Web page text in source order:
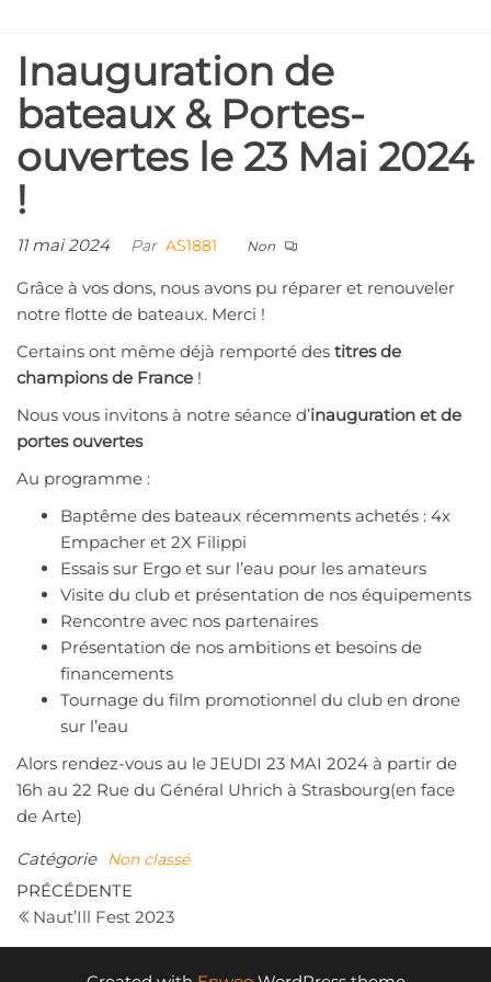
contenuStrasbourg
1881
Inauguration de
bateaux & Portes-
ouvertes le 23 Mai 2024
!
11 mai 2024 Par AS1881 Non
Grâce à vos dons, nous avons pu réparer et renouveler
notre flotte de bateaux. Merci !
Certains ont même déjà remporté des titres de
champions de France !
Nous vous invitons à notre séance d’inauguration et de
portes ouvertes
Au programme :
Baptême des bateaux récemments achetés : 4x
Empacher et 2X Filippi
Essais sur Ergo et sur l’eau pour les amateurs
Visite du club et présentation de nos équipements
Rencontre avec nos partenaires
Présentation de nos ambitions et besoins de
financements
Tournage du film promotionnel du club en drone
sur l’eau
Alors rendez-vous au le JEUDI 23 MAI 2024 à partir de
16h au 22 Rue du Général Uhrich à Strasbourg(en face
de Arte)
Catégorie Non classé
Navigation
de
l’article
Article
précédent
PRÉCÉDENTE
Naut’Ill Fest 2023